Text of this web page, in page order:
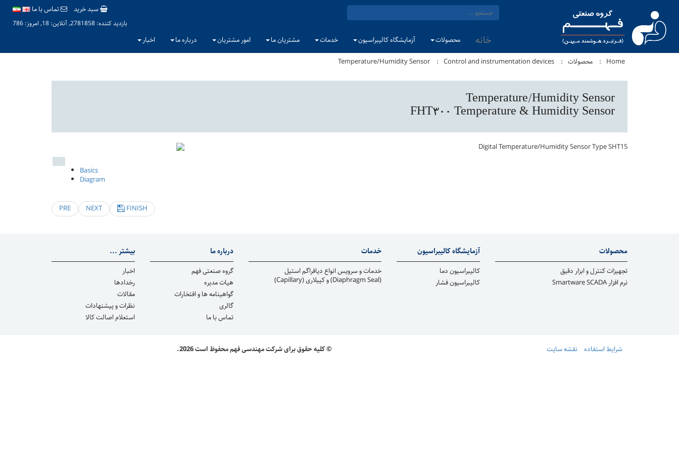
سبد خرید تماس با ما
بازدید کننده: 2781858, آنلاین: 18, امروز: 786
خانه محصولات آزمایشگاه کالیبراسیون خدمات مشتریان ما امور مشتریان درباره ما
اخبار
Home
محصولات Control and instrumentation devices
Temperature/Humidity Sensor
Temperature/Humidity Sensor
FHT300 Temperature & Humidity Sensor
Digital Temperature/Humidity Sensor Type SHT15
Basics
Diagram
PRE NEXT FINISH
محصولات
تجهیزات کنترل و ابزار دقیق
نرم افزار Smartware SCADA
آزمایشگاه کالیبراسیون
کالیبراسیون دما
کالیبراسیون فشار
خدمات
خدمات و سرویس انواع دیافراگم استیل
(Diaphragm Seal) و کپیلاری (Capillary)
درباره ما
گروه صنعتی فهم
هیات مدیره
گواهینامه ها و افتخارات
گالری
تماس با ما
بیشتر ...
اخبار
رخدادها
مقالات
نظرات و پیشنهادات
استعلام اصالت كالا
شرایط استفاده نقشه سایت © کلیه حقوق برای شرکت مهندسی فهم محفوظ است 2026.